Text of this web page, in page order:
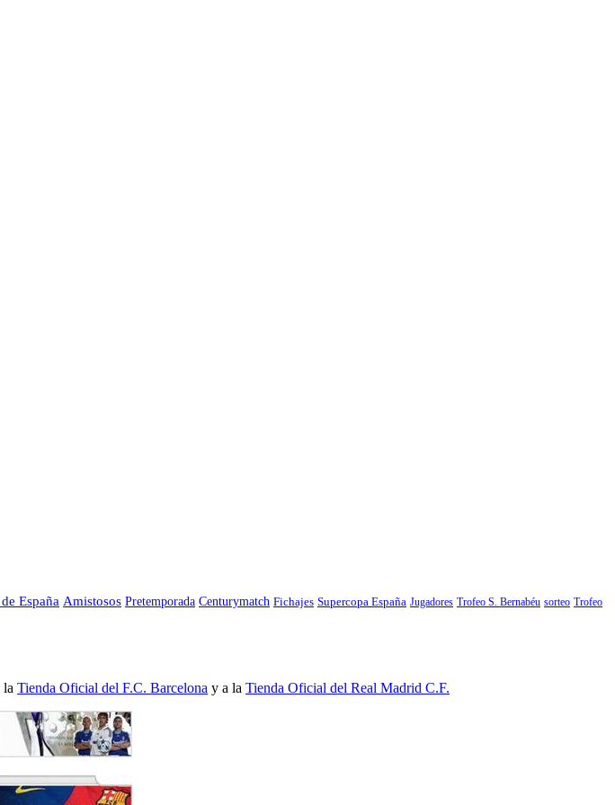
España Amistosos Pretemporada Centurymatch Fichajes Supercopa España Jugadores Trofeo S. Bernabéu sorteo Trofeo
la Tienda Oficial del F.C. Barcelona y a la Tienda Oficial del Real Madrid C.F.